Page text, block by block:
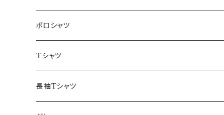
48/L
50/XL～
46/M
48/L
50/XL～
～44/S
46/M
48/L
ポロシャツ
～44/S
46/M
Tシャツ
～44/S
長袖Tシャツ